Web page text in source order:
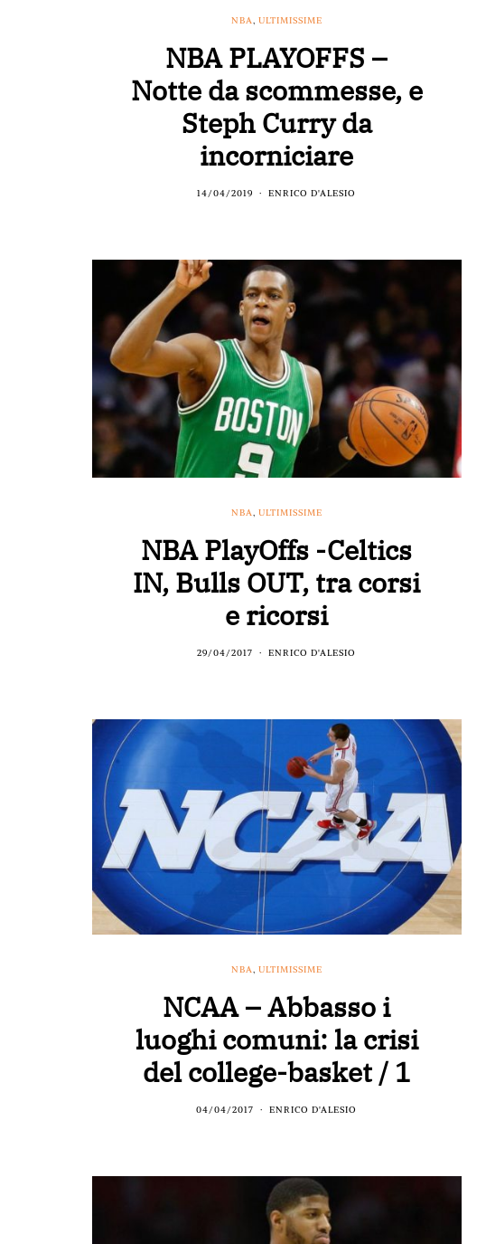
NBA, ULTIMISSIME
NBA PLAYOFFS –
Notte da scommesse, e
Steph Curry da
incorniciare
14/04/2019 ENRICO D'ALESIO
NBA, ULTIMISSIME
NBA PlayOffs -Celtics
IN, Bulls OUT, tra corsi
e ricorsi
29/04/2017 ENRICO D'ALESIO
NBA, ULTIMISSIME
NCAA – Abbasso i
luoghi comuni: la crisi
del college-basket / 1
04/04/2017 ENRICO D'ALESIO